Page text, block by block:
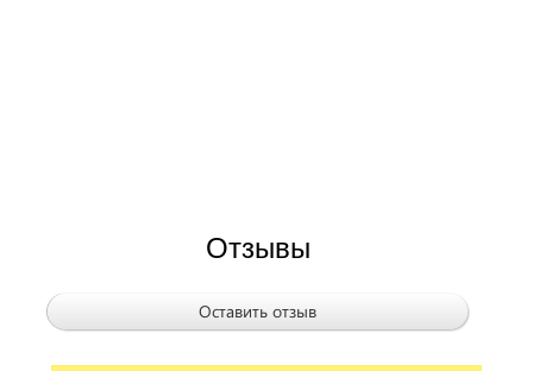
Отзывы
Оставить отзыв